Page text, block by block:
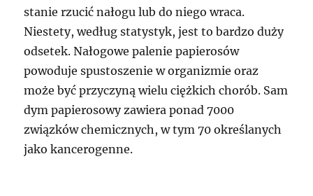
stanie rzucić nałogu lub do niego wraca.
Niestety, według statystyk, jest to bardzo duży
odsetek. Nałogowe palenie papierosów
powoduje spustoszenie w organizmie oraz
może być przyczyną wielu ciężkich chorób. Sam
dym papierosowy zawiera ponad 7000
związków chemicznych, w tym 70 określanych
jako kancerogenne.